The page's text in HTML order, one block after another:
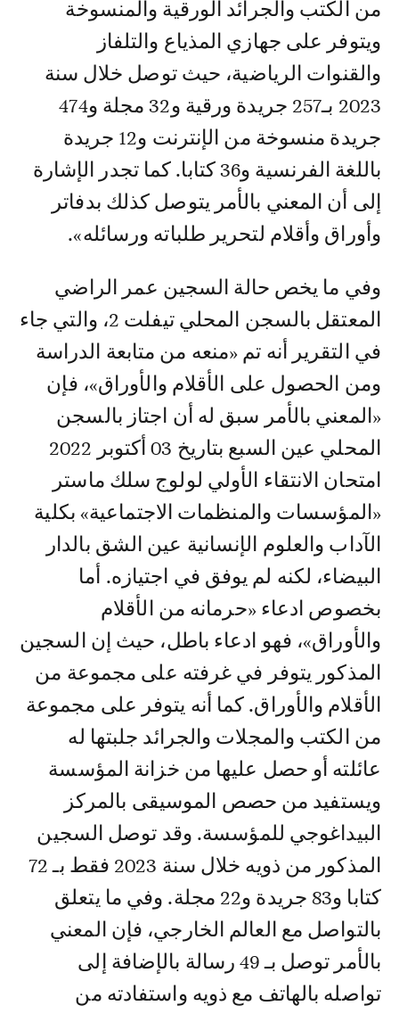
من الكتب والجرائد الورقية والمنسوخة
ويتوفر على جهازي المذياع والتلفاز
والقنوات الرياضية، حيث توصل خلال سنة
2023 بـ257 جريدة ورقية و32 مجلة و474
جريدة منسوخة من الإنترنت و12 جريدة
باللغة الفرنسية و36 كتابا. كما تجدر الإشارة
إلى أن المعني بالأمر يتوصل كذلك بدفاتر
وأوراق وأقلام لتحرير طلباته ورسائله».
وفي ما يخص حالة السجين عمر الراضي
المعتقل بالسجن المحلي تيفلت 2، والتي جاء
في التقرير أنه تم «منعه من متابعة الدراسة
ومن الحصول على الأقلام والأوراق»، فإن
«المعني بالأمر سبق له أن اجتاز بالسجن
المحلي عين السبع بتاريخ 03 أكتوبر 2022
امتحان الانتقاء الأولي لولوج سلك ماستر
«المؤسسات والمنظمات الاجتماعية» بكلية
الآداب والعلوم الإنسانية عين الشق بالدار
البيضاء، لكنه لم يوفق في اجتيازه. أما
بخصوص ادعاء «حرمانه من الأقلام
والأوراق»، فهو ادعاء باطل، حيث إن السجين
المذكور يتوفر في غرفته على مجموعة من
الأقلام والأوراق. كما أنه يتوفر على مجموعة
من الكتب والمجلات والجرائد جلبتها له
عائلته أو حصل عليها من خزانة المؤسسة
ويستفيد من حصص الموسيقى بالمركز
البيداغوجي للمؤسسة. وقد توصل السجين
المذكور من ذويه خلال سنة 2023 فقط بـ 72
كتابا و83 جريدة و22 مجلة. وفي ما يتعلق
بالتواصل مع العالم الخارجي، فإن المعني
بالأمر توصل بـ 49 رسالة بالإضافة إلى
تواصله بالهاتف مع ذويه واستفادته من